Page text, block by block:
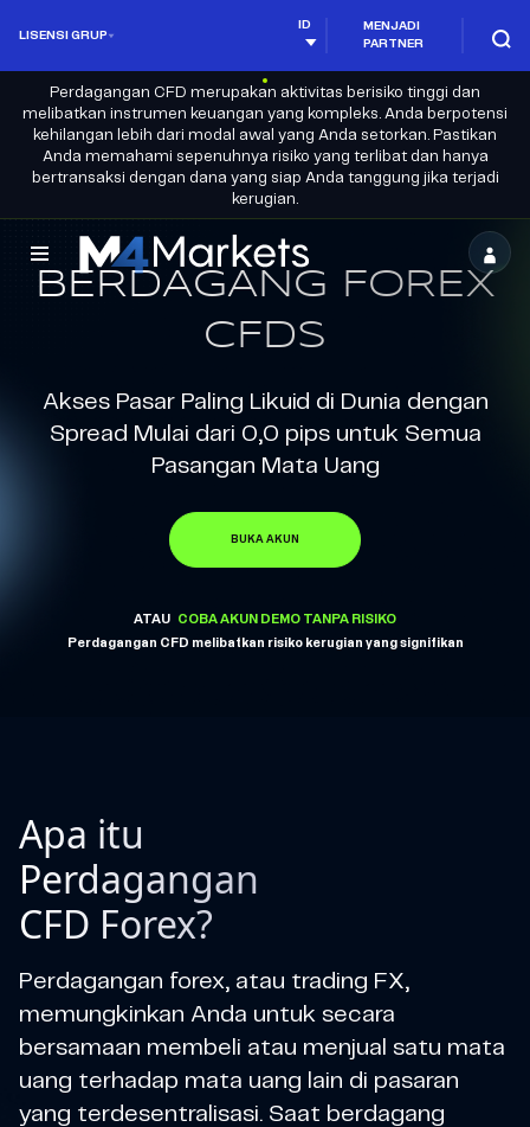
LISENSI GRUP
ID
MENJADI
PARTNER
Perdagangan CFD merupakan aktivitas berisiko tinggi dan
melibatkan instrumen keuangan yang kompleks. Anda berpotensi
kehilangan lebih dari modal awal yang Anda setorkan. Pastikan
Anda memahami sepenuhnya risiko yang terlibat dan hanya
bertransaksi dengan dana yang siap Anda tanggung jika terjadi
kerugian.
M4Markets
Trading
Regulated
Broker
BERDAGANG FOREX
CFDS
Akses Pasar Paling Likuid di Dunia dengan
Spread Mulai dari 0,0 pips untuk Semua
Pasangan Mata Uang
BUKA AKUN
ATAU
COBA AKUN DEMO TANPA RISIKO
Perdagangan CFD melibatkan risiko kerugian yang signifikan
Apa itu
Perdagangan
CFD Forex?
Perdagangan forex, atau trading FX,
memungkinkan Anda untuk secara
bersamaan membeli atau menjual satu mata
uang terhadap mata uang lain di pasaran
yang terdesentralisasi. Saat berdagang